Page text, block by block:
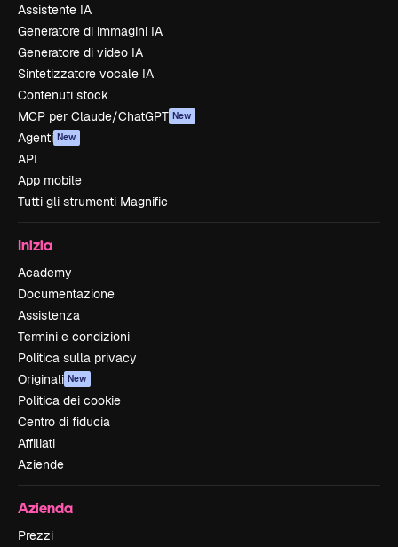
Assistente IA
Generatore di immagini IA
Generatore di video IA
Sintetizzatore vocale IA
Contenuti stock
MCP per Claude/ChatGPT New
Agenti New
API
App mobile
Tutti gli strumenti Magnific
Inizia
Academy
Documentazione
Assistenza
Termini e condizioni
Politica sulla privacy
Originali New
Politica dei cookie
Centro di fiducia
Affiliati
Aziende
Azienda
Prezzi